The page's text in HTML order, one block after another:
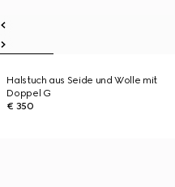
Halstuch aus Seide und Wolle mit
Doppel G
€ 350